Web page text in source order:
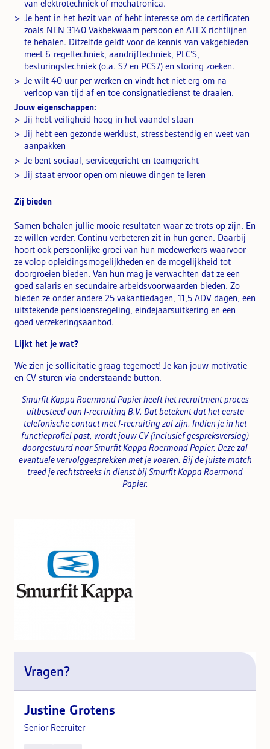
van elektrotechniek of mechatronica.
Je bent in het bezit van of hebt interesse om de certificaten
zoals NEN 3140 Vakbekwaam persoon en ATEX richtlijnen
te behalen. Ditzelfde geldt voor de kennis van vakgebieden
meet & regeltechniek, aandrijftechniek, PLC’S,
besturingstechniek (o.a. S7 en PCS7) en storing zoeken.
Je wilt 40 uur per werken en vindt het niet erg om na
verloop van tijd af en toe consignatiedienst te draaien.
Jouw eigenschappen:
Jij hebt veiligheid hoog in het vaandel staan
Jij hebt een gezonde werklust, stressbestendig en weet van
aanpakken
Je bent sociaal, servicegericht en teamgericht
Jij staat ervoor open om nieuwe dingen te leren
Zij bieden
Samen behalen jullie mooie resultaten waar ze trots op zijn. En
ze willen verder. Continu verbeteren zit in hun genen. Daarbij
hoort ook persoonlijke groei van hun medewerkers waarvoor
ze volop opleidingsmogelijkheden en de mogelijkheid tot
doorgroeien bieden. Van hun mag je verwachten dat ze een
goed salaris en secundaire arbeidsvoorwaarden bieden. Zo
bieden ze onder andere 25 vakantiedagen, 11,5 ADV dagen, een
uitstekende pensioensregeling, eindejaarsuitkering en een
goed verzekeringsaanbod.
Lijkt het je wat?
We zien je sollicitatie graag tegemoet! Je kan jouw motivatie
en CV sturen via onderstaande button.
Smurfit Kappa Roermond Papier heeft het recruitment proces
uitbesteed aan I-recruiting B.V. Dat betekent dat het eerste
telefonische contact met I-recruiting zal zijn. Indien je in het
functieprofiel past, wordt jouw CV (inclusief gespreksverslag)
doorgestuurd naar Smurfit Kappa Roermond Papier. Deze zal
eventuele vervolggesprekken met je voeren. Bij de juiste match
treed je rechtstreeks in dienst bij Smurfit Kappa Roermond
Papier.
Vragen?
Justine Grotens
Senior Recruiter